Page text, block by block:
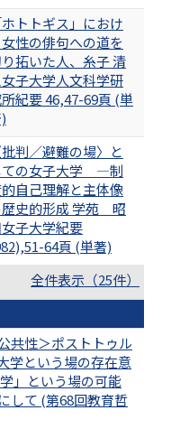
ホトトギス」におけ
性の俳句への道を
拓いた人、糸子 清
子大学人文科学研
紀要 46,47-69頁 (単
批判／避難の場〉と
ての女子大学 ―制
自己理解と主体像
歴史的形成 学苑 昭
子大学紀要
64頁 (単著)
全件表示（25件）
共性＞ポストトゥル
学という場の存在意
」という場の可能
して (第68回教育哲